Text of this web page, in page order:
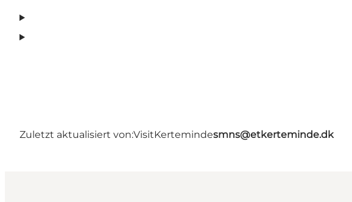
Zuletzt aktualisiert von:VisitKertemindesmns@etkerteminde.dk